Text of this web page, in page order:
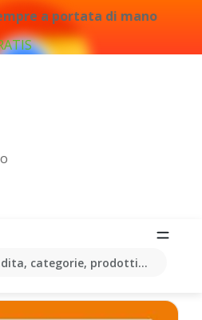
a portata di mano
categorie, prodotti...
più recenti